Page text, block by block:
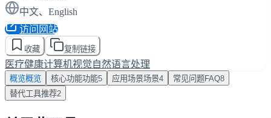
中文、English
访问网站
收藏 复制链接
医疗健康计算机视觉自然语言处理
概览概览 核心功能功能5 应用场景场景4 常见问题 FAQ8
替代工具推荐2